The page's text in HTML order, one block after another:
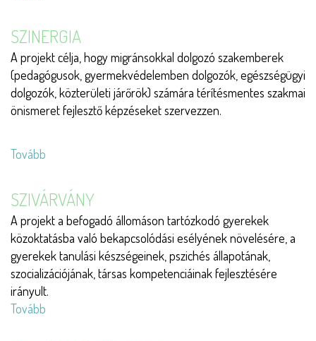
SZINERGIA
A projekt célja, hogy migránsokkal dolgozó szakemberek
(pedagógusok, gyermekvédelemben dolgozók, egészségügyi
dolgozók, közterületi járőrök) számára térítésmentes szakmai
önismeret fejlesztő képzéseket szervezzen.
Tovább
SZIVÁRVÁNY
A projekt a befogadó állomáson tartózkodó gyerekek
közoktatásba való bekapcsolódási esélyének növelésére, a
gyerekek tanulási készségeinek, pszichés állapotának,
szocializációjának, társas kompetenciáinak fejlesztésére
irányult.
Tovább